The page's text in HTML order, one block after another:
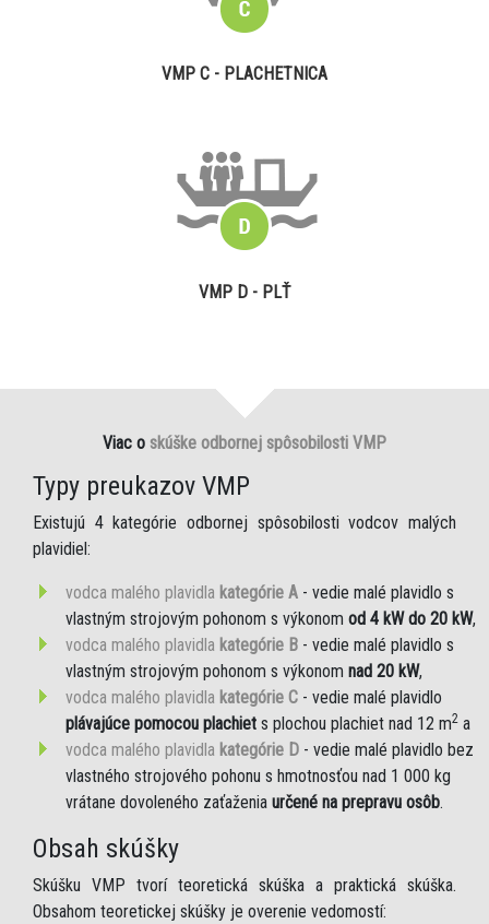
VMP C - PLACHETNICA
VMP D - PLŤ
Viac o skúške odbornej spôsobilosti VMP
Typy preukazov VMP
Existujú 4 kategórie odbornej spôsobilosti vodcov malých
plavidiel:
vodca malého plavidla kategórie A - vedie malé plavidlo s
vlastným strojovým pohonom s výkonom od 4 kW do 20 kW,
vodca malého plavidla kategórie B - vedie malé plavidlo s
vlastným strojovým pohonom s výkonom nad 20 kW,
vodca malého plavidla kategórie C - vedie malé plavidlo
plávajúce pomocou plachiet s plochou plachiet nad 12 m2 a
vodca malého plavidla kategórie D - vedie malé plavidlo bez
vlastného strojového pohonu s hmotnosťou nad 1 000 kg
vrátane dovoleného zaťaženia určené na prepravu osôb.
Obsah skúšky
Skúšku VMP tvorí teoretická skúška a praktická skúška.
Obsahom teoretickej skúšky je overenie vedomostí: